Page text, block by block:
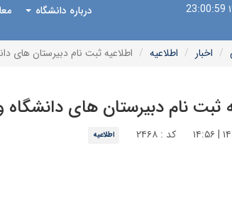
23:01:00 درباره دانشگاه
اخبار اطلاعیه اطلاعیه ثبت نام دبیرستان های
ثبت نام دبیرستان های
کد : ۲۴۶۸ اطلاعیه